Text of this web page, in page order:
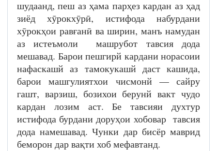
шудаанд, пеш аз ҳама парҳез кардан аз ҳад
зиёд хӯрокхӯрӣ, истифода набурдани
хӯрокҳои равғанӣ ва ширин, манъ намудан
аз истеъмоли машрубот тавсия дода
мешавад. Барои пешгирй кардани норасоии
нафаскашй аз тамокукашй даст кашида,
барои машгулиятхои чисмонй — сайру
гашт, варзиш, бозихои берунй вакт чудо
кардан лозим аст. Бе тавсияи духтур
истифода бурдани доруҳои хобовар тавсия
дода намешавад. Чунки дар бисёр маврид
беморон дар вақти хоб мефавтанд.